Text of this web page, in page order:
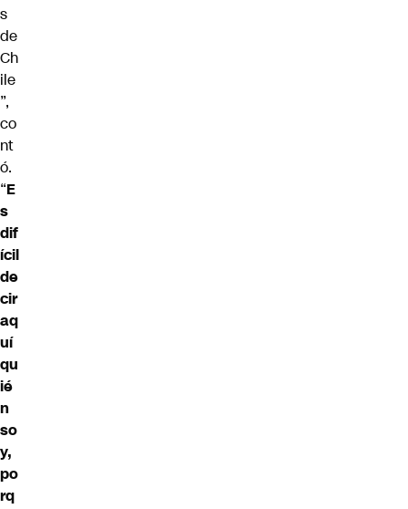
s
de
Ch
ile
”,
co
nt
ó.
“E
s
dif
ícil
de
cir
aq
uí
qu
ié
n
so
y,
po
rq